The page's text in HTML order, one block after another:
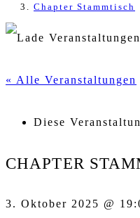
Chapter Stammtisch
« Alle Veranstaltungen
Diese
CHAPTER
3. Oktober 2025 @